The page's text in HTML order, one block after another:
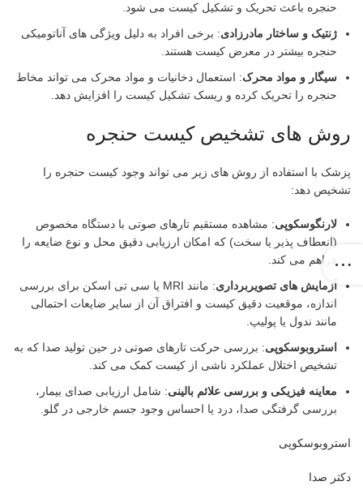
حنجره باعث تحریک و تشکیل کیست می شود.
ژنتیک و ساختار مادرزادی: برخی افراد به دلیل ویژگی های آناتومیکی
حنجره بیشتر در معرض کیست هستند.
سیگار و مواد محرک: استعمال دخانیات و مواد محرک می تواند مخاط
حنجره را تحریک کرده و ریسک تشکیل کیست را افزایش دهد.
روش های تشخیص کیست حنجره
پزشک با استفاده از روش های زیر می تواند وجود کیست حنجره را
تشخیص دهد:
لارنگوسکوپی: مشاهده مستقیم تارهای صوتی با دستگاه مخصوص
(انعطاف پذیر یا سخت) که امکان ارزیابی دقیق محل و نوع ضایعه را
فراهم می کند.
آزمایش های تصویربرداری
: مانند MRI یا سی تی اسکن برای بررسی
اندازه، موقعیت دقیق کیست و افتراق آن از سایر ضایعات احتمالی
مانند ندول یا پولیپ.
استروبوسکوپی: بررسی حرکت تارهای صوتی در حین تولید صدا که به
تشخیص اختلال عملکرد ناشی از کیست کمک می کند.
معاینه فیزیکی و بررسی علائم بالینی: شامل ارزیابی صدای بیمار،
بررسی گرفتگی صدا، درد یا احساس وجود جسم خارجی در گلو.
استروبوسکوپی
دکتر صدا